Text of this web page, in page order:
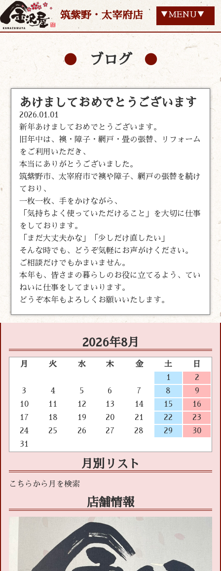
筑紫野・太宰府店 ▼MENU▼
ブログ
あけましておめでとうございます
2026.01.01
新年あけましておめでとうございます。
旧年中は、襖・障子・網戸・畳の張替、リフォーム
をご利用いただき、
本当にありがとうございました。
筑紫野市、太宰府市で襖や障子、網戸の張替を続け
ており、
一枚一枚、手をかけながら、
「気持ちよく使っていただけること」を大切に仕事
をしております。
「まだ大丈夫かな」「少しだけ直したい」
そんな時でも、どうぞ気軽にお声がけください。
ご相談だけでもかまいません。
本年も、皆さまの暮らしのお役に立てるよう、てい
ねいに仕事をしてまいります。
どうぞ本年もよろしくお願いいたします。
2026年8月
月 火 水 木 金 土
日
1
2
3
4 5 6 7 8
9
10
11 12 13 14 15
16
17
18 19 20 21 22
23
24
25 26 27 28 29
30
31
月別リスト
店舗情報